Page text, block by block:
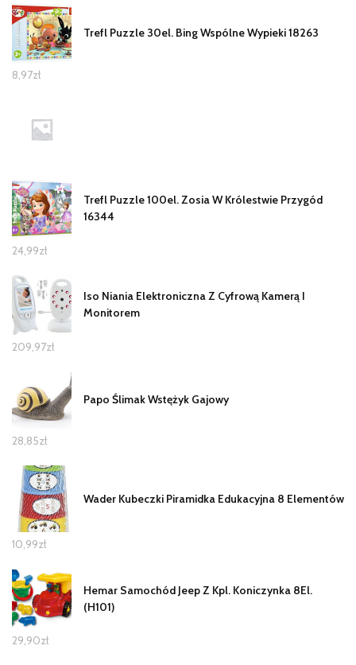
Trefl Puzzle 30el. Bing Wspólne Wypieki 18263
8,97zł
Trefl Puzzle 100el. Zosia W Królestwie Przygód
16344
24,99zł
Iso Niania Elektroniczna Z Cyfrową Kamerą I
Monitorem
209,97zł
Papo Ślimak Wstężyk Gajowy
28,85zł
Wader Kubeczki Piramidka Edukacyjna 8 Elementów
10,99zł
Hemar Samochód Jeep Z Kpl. Koniczynka 8El.
(H101)
29,90zł